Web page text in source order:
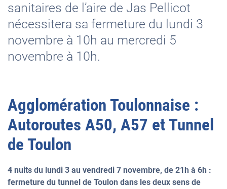
sanitaires de l’aire de Jas Pellicot
nécessitera sa fermeture du lundi 3
novembre à 10h au mercredi 5
novembre à 10h.
Agglomération Toulonnaise :
Autoroutes A50, A57 et Tunnel
de Toulon
4 nuits du lundi 3 au vendredi 7 novembre, de 21h à 6h :
fermeture du tunnel de Toulon dans les deux sens de